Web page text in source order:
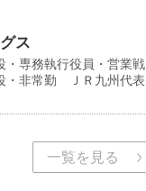
ス
専務執行役員・営業戦
・非常勤 ＪＲ九州代表
一覧を見る